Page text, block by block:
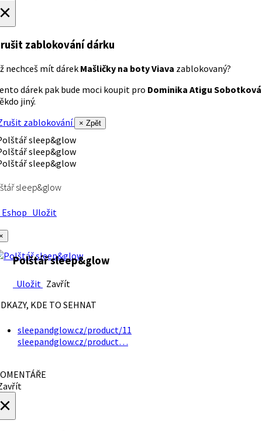
zablokování dárku
nechceš mít dárek Mašličky na boty Viava zablokovaný?
dárek pak bude moci koupit pro Dominika Atigu Sobotková
jiný.
zablokování
× Zpět
sleep&glow
Uložit
Polštář sleep&glow
Uložit Zavřít
KDE TO SEHNAT
sleepandglow.cz/product/11
sleepandglow.cz/product…